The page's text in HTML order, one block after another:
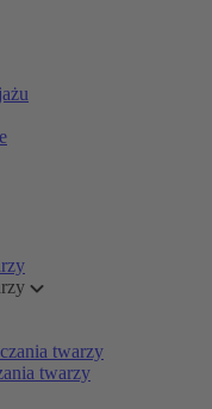
twarzy
twarzy